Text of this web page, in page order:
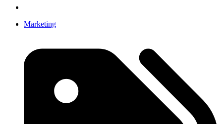
Marketing